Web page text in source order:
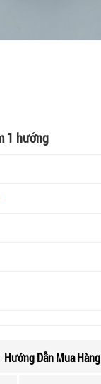
1 hướng
Hướng Dẫn Mua Hàng